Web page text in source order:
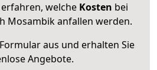
welche Kosten bei
Mosambik anfallen werden.
aus und erhalten Sie
Angebote.